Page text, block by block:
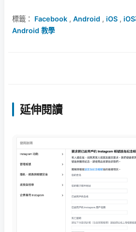
標籤： Facebook , Android , iOS ,
Android 教學
延伸閱讀